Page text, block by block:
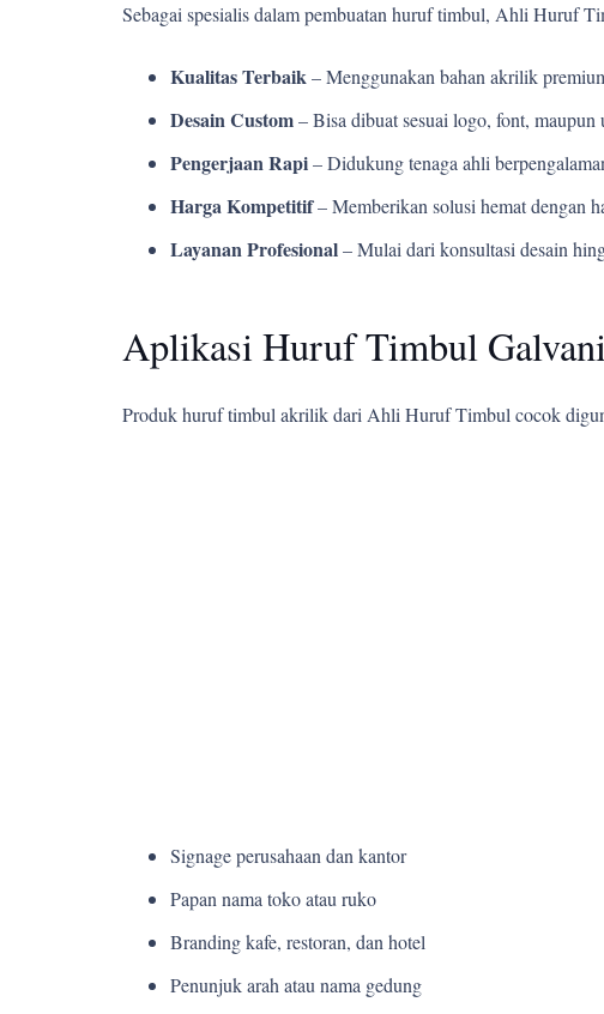
Sebagai spesialis dalam pembuatan huruf timbul, Ahli Huruf
Kualitas Terbaik– Menggunakan bahan akrilik
Desain Custom– Bisa dibuat sesuai logo, font,
Pengerjaan Rapi– Didukung tenaga ahli
Harga Kompetitif– Memberikan solusi hemat dengan
Layanan Profesional– Mulai dari konsultasi desain
Aplikasi Huruf Timbul
Produk huruf timbul akrilik dari Ahli Huruf Timbul cocok
Signage perusahaan dan kantor
Papan nama toko atau ruko
Branding kafe, restoran, dan hotel
Penunjuk arah atau nama gedung